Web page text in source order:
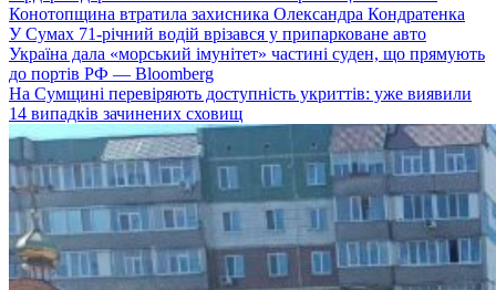
Конотопщина втратила захисника Олександра Кондратенка
У Сумах 71-річний водій врізався у припарковане авто
Україна дала «морський імунітет» частині суден, що прямують
до портів РФ — Bloomberg
На Сумщині перевіряють доступність укриттів: уже виявили
14 випадків зачинених сховищ